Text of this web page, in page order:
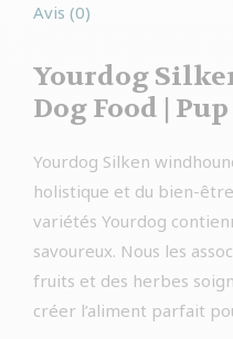
Avis (0)
Yourdog
Dog Food | Pup
Yourdog Silken
holistique et du bien-
variétés Yourdog
savoureux. Nous les
fruits et des herbes
créer l’aliment parfait